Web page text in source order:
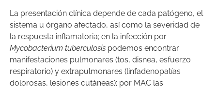
La presentación clínica depende de cada patógeno, el
sistema u órgano afectado, así como la severidad de
la respuesta inflamatoria; en la infección por
Mycobacterium tuberculosis podemos encontrar
manifestaciones pulmonares (tos, disnea, esfuerzo
respiratorio) y extrapulmonares (linfadenopatías
dolorosas, lesiones cutáneas); por MAC las